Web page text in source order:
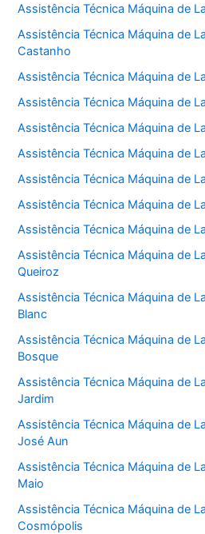
Assistência Técnica Máquina de
Assistência Técnica Máquina de
Castanho
Assistência Técnica Máquina de
Assistência Técnica Máquina de
Assistência Técnica Máquina de
Assistência Técnica Máquina de
Assistência Técnica Máquina de
Assistência Técnica Máquina de
Assistência Técnica Máquina de
Assistência Técnica Máquina de
Queiroz
Assistência Técnica Máquina de
Blanc
Assistência Técnica Máquina de
Bosque
Assistência Técnica Máquina de
Jardim
Assistência Técnica Máquina de
José Aun
Assistência Técnica Máquina de
Maio
Assistência Técnica Máquina de
Cosmópolis